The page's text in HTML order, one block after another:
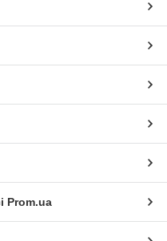
Prom.ua